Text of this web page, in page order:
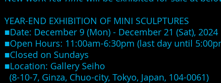
YEAR-END EXHIBITION OF MINI SCULPTURES
■Date: December 9 (Mon) - December 21 (Sat), 2024
■Open Hours: 11:00am-6:30pm (last day until
■Closed on Sundays
■Location: Gallery Seiho
(8-10-7, Ginza, Chuo-city, Tokyo, Japan, 104-0061)